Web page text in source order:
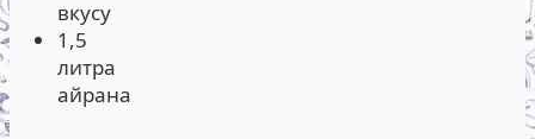
вкусу
1,5
литра
айрана